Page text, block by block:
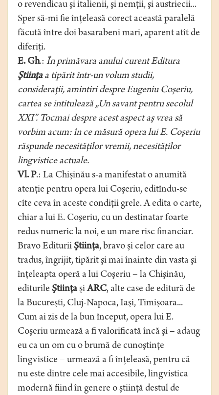
o revendicau şi italienii, şi nemţii, şi austriecii...
Sper să-mi fie înţeleasă corect această paralelă
făcută între doi basarabeni mari, aparent atît de
diferiţi.
E. Gh.: În primăvara anului curent Editura
Ştiinţaa tipărit într-un volum studii,
consideraţii, amintiri despre Eugeniu Coşeriu,
cartea se intitulează „Un savant pentru secolul
XXI”. Tocmai despre acest aspect aş vrea să
vorbim acum: în ce măsură opera lui E. Coşeriu
răspunde necesităţilor vremii, necesităţilor
lingvistice actuale.
Vl. P.: La Chişinău s-a manifestat o anumită
atenţie pentru opera lui Coşeriu, editîndu-se
cîte ceva în aceste condiţii grele. A edita o carte,
chiar a lui E. Coşeriu, cu un destinatar foarte
redus numeric la noi, e un mare risc financiar.
Bravo Editurii Ştiinţa, bravo şi celor care au
tradus, îngrijit, tipărit şi mai înainte din vasta şi
înţeleapta operă a lui Coşeriu – la Chişinău,
editurile ŞtiinţaşiARC, alte case de editură de
la Bucureşti, Cluj-Napoca, Iaşi, Timişoara...
Cum ai zis de la bun început, opera lui E.
Coşeriu urmează a fi valorificată încă şi – adaug
eu ca un om cu o brumă de cunoştinţe
lingvistice – urmează a fi înţeleasă, pentru că
nu este dintre cele mai accesibile, lingvistica
modernă fiind în genere o ştiinţă destul de